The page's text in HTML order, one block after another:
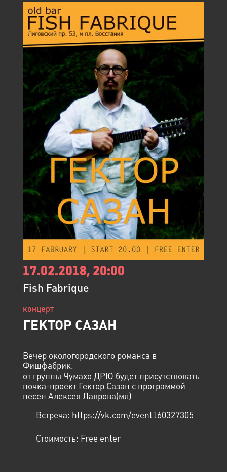
17.02.2018, 20:00
Fish Fabrique
концерт
ГЕКТОР САЗАН
Вечер окологородского романса в
Фишфабрик.
от группы Чумахо ДРЮ будет присутствовать
почка-проект Гектор Сазан с программой
песен Алексея Лаврова(мл)
Встреча: https://vk.com/event160327305
Стоимость: Free enter